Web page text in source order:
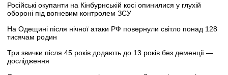
Російські окупанти на Кінбурнській косі опинилися у глухій
обороні під вогневим контролем ЗСУ
На Одещині після нічної атаки РФ повернули світло понад 128
тисячам родин
Три звички після 45 років додають до 13 років без деменції —
дослідження